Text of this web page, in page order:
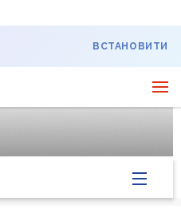
ВСТАНОВИТИ